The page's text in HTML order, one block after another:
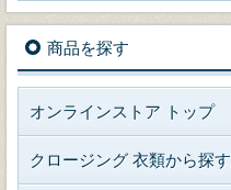
商品を探す
オンラインストア トップ
クロージング 衣類から探す